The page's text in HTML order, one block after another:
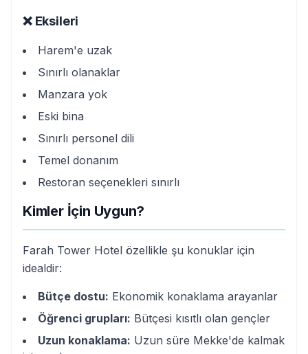
❌ Eksileri
Harem'e uzak
Sınırlı olanaklar
Manzara yok
Eski bina
Sınırlı personel dili
Temel donanım
Restoran seçenekleri sınırlı
Kimler İçin Uygun?
Farah Tower Hotel özellikle şu konuklar için
idealdir:
Bütçe dostu: Ekonomik konaklama arayanlar
Öğrenci grupları: Bütçesi kısıtlı olan gençler
Uzun konaklama: Uzun süre Mekke'de kalmak